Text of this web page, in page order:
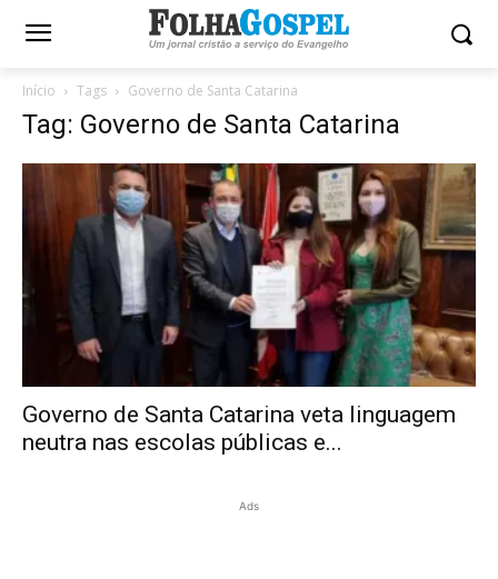
Início Tags Governo de Santa Catarina
Tag: Governo de Santa Catarina
Governo de Santa Catarina veta linguagem
neutra nas escolas públicas e...
Ads